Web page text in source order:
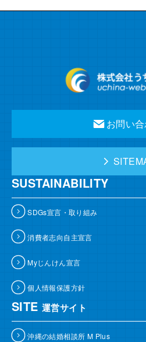
お問い
SUSTAINABILITY
SDGs宣言・取り組み
消費者志向自主宣言
Myじんけん宣言
個人情報保護方針
SITE 運営サイト
沖縄の結婚相談所 M Plus